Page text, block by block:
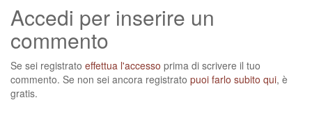
Accedi per inserire un
commento
Se sei registrato effettua l'accesso prima di scrivere il tuo
commento. Se non sei ancora registrato puoi farlo subito qui, è
gratis.